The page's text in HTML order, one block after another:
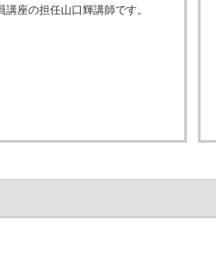
講座の担任山口輝講師です。